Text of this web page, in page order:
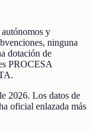
autónomos y
, ninguna
dotación de
PROCESA
.
2026. Los datos de
oficial enlazada más